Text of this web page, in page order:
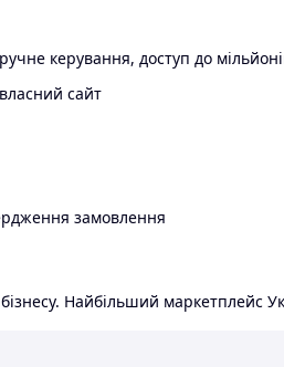
керування, доступ до
сайт
замовлення
Найбільший маркетплейс